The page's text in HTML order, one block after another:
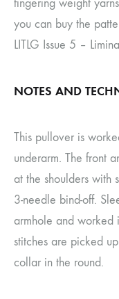
fingering weight
you can buy the
LITLG Issue 5 –
NOTES AND
This pullover is
underarm. The front
at the shoulders with
3-needle bind-off.
armhole and worked
stitches are picked
collar in the round.